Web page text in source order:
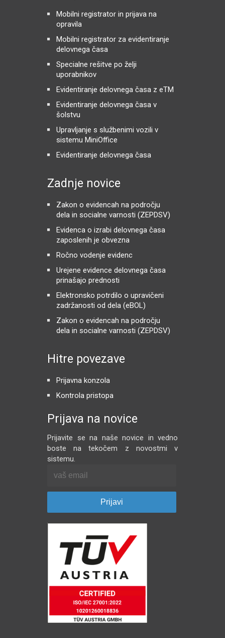
Mobilni registrator in prijava na
opravila
Mobilni registrator za evidentiranje
delovnega časa
Specialne rešitve po želji
uporabnikov
Evidentiranje delovnega časa z eTM
Evidentiranje delovnega časa v
šolstvu
Upravljanje s službenimi vozili v
sistemu MiniOffice
Evidentiranje delovnega časa
Zadnje novice
Zakon o evidencah na področju
dela in socialne varnosti (ZEPDSV)
Evidenca o izrabi delovnega časa
zaposlenih je obvezna
Ročno vodenje evidenc
Urejene evidence delovnega časa
prinašajo prednosti
Elektronsko potrdilo o upravičeni
zadržanosti od dela (eBOL)
Zakon o evidencah na področju
dela in socialne varnosti (ZEPDSV)
Hitre povezave
Prijavna konzola
Kontrola pristopa
Prijava na novice
Prijavite se na naše novice in vedno
boste na tekočem z novostmi v
sistemu.